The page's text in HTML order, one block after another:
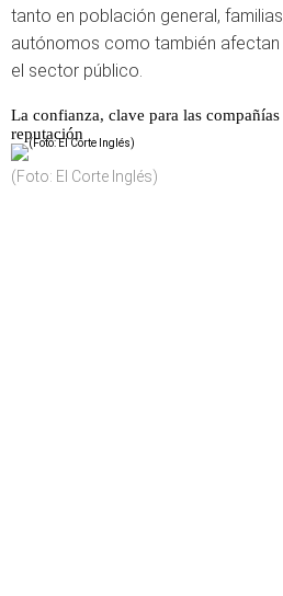
tanto en población general,
autónomos como también
el sector público.
La confianza, clave para las
reputación
(Foto: El Corte Inglés)